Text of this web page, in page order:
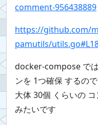
comment-956438889
https://github.com/
pamutils/
docker-compose で
ンを 1つ確保 するので
大体 30個 くらいの
みたいです